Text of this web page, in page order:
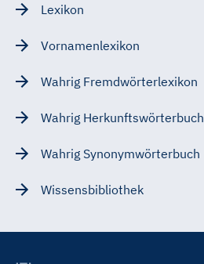
Lexikon
Vornamenlexikon
Wahrig Fremdwörterlexikon
Wahrig Herkunftswörterbuch
Wahrig Synonymwörterbuch
Wissensbibliothek